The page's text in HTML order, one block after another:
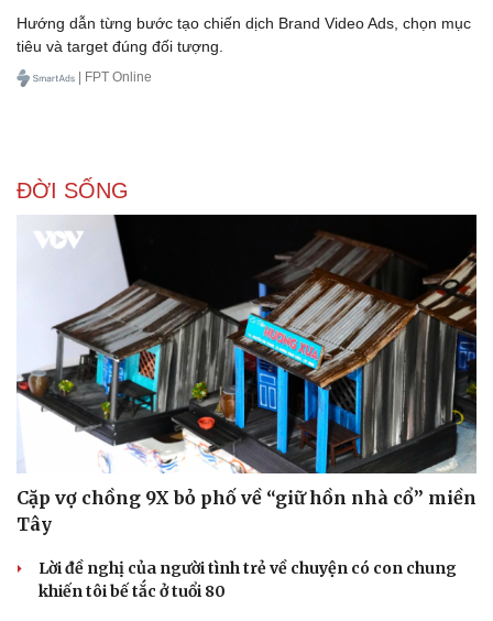
Hướng dẫn từng bước tạo chiến dịch Brand Video Ads, chọn mục
tiêu và target đúng đối tượng.
| FPT Online
ĐỜI SỐNG
Cặp vợ chồng 9X bỏ phố về “giữ hồn nhà cổ” miền
Tây
Lời đề nghị của người tình trẻ về chuyện có con chung
khiến tôi bế tắc ở tuổi 80